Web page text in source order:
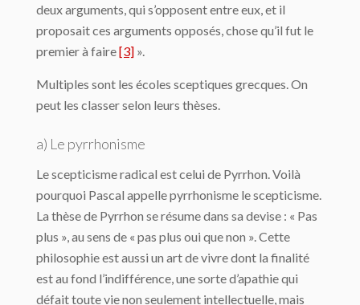
deux arguments, qui s’opposent entre eux, et il
proposait ces arguments opposés, chose qu’il fut le
premier à faire[3] ».
Multiples sont les écoles sceptiques grecques. On
peut les classer selon leurs thèses.
a) Le pyrrhonisme
Le scepticisme radical est celui de Pyrrhon. Voilà
pourquoi Pascal appelle pyrrhonisme le scepticisme.
La thèse de Pyrrhon se résume dans sa devise : « Pas
plus », au sens de « pas plus oui que non ». Cette
philosophie est aussi un art de vivre dont la finalité
est au fond l’indifférence, une sorte d’apathie qui
défait toute vie non seulement intellectuelle, mais